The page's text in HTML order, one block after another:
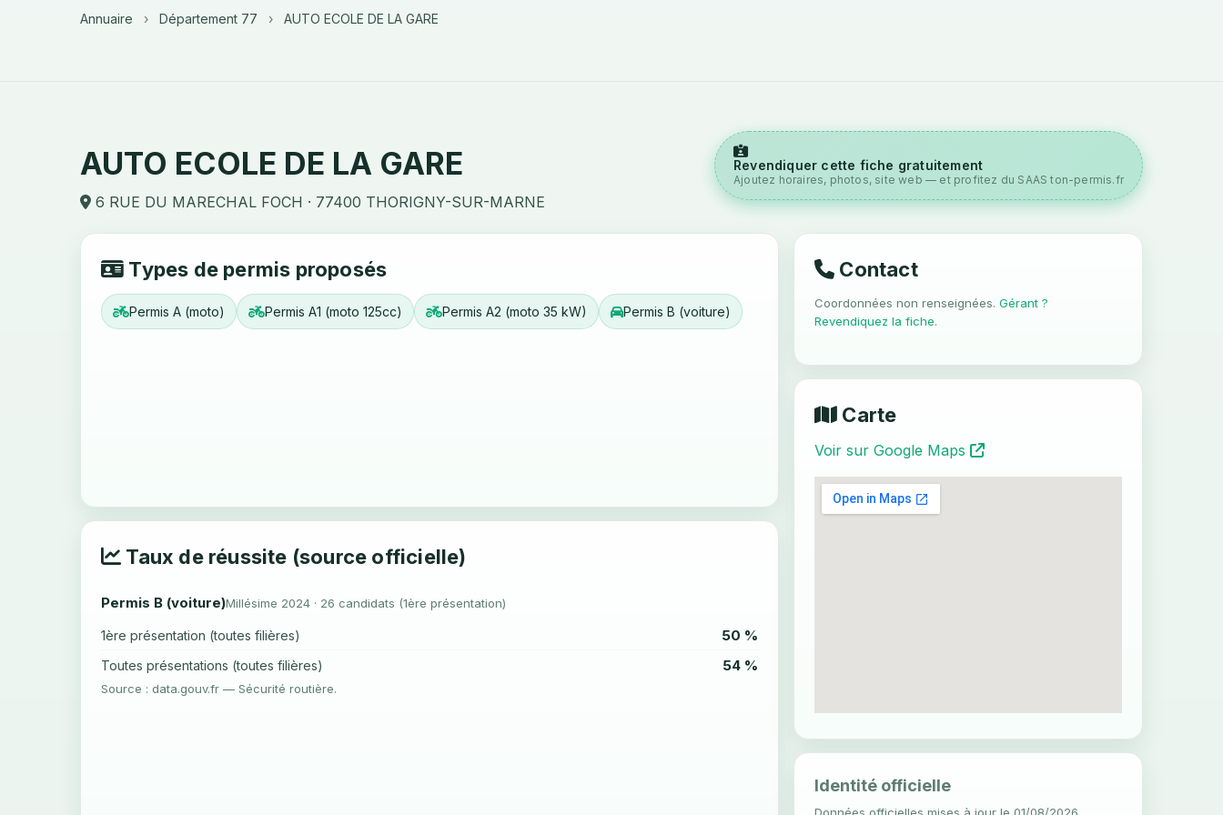
Annuaire › Département 77 › AUTO ECOLE DE LA GARE
AUTO ECOLE DE LA GARE
6 RUE DU MARECHAL FOCH · 77400 THORIGNY-SUR-MARNE
Revendiquer cette fiche gratuitement
Ajoutez horaires, photos, site web — et profitez du SAAS ton-permis.fr
Types de permis proposés
Permis A (moto) Permis A1 (moto 125cc) Permis A2 (moto 35 kW) Permis B (voiture)
Taux de réussite (source officielle)
Permis B (voiture)Millésime 2024 · 26 candidats (1ère présentation)
1ère présentation (toutes filières) 50 %
Toutes présentations (toutes filières) 54 %
Source : data.gouv.fr — Sécurité routière.
Contact
Coordonnées non renseignées. Gérant ?
Revendiquez la fiche.
Carte
Voir sur Google Maps
Identité officielle